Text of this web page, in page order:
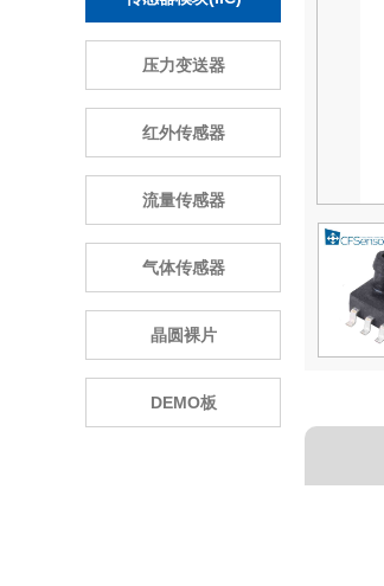
压力变送器
红外传感器
流量传感器
气体传感器
晶圆裸片
DEMO板